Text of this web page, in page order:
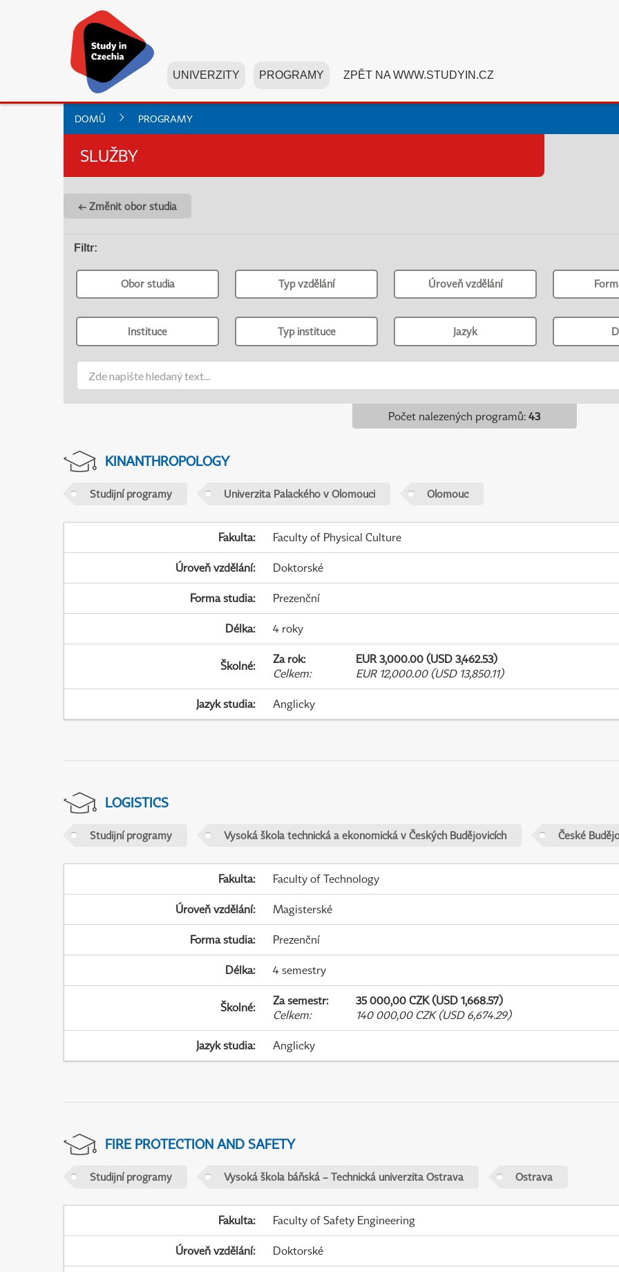
UNIVERZITY PROGRAMY ZPĚT NA WWW.STUDYIN.CZ
DOMŮ PROGRAMY
SLUŽBY
← Změnit obor studia
Filtr:
Obor studia Typ vzdělání Úroveň vzdělání
Instituce Typ instituce Jazyk
Počet nalezených programů: 43
KINANTHROPOLOGY
Studijní programy Univerzita Palackého v Olomouci Olomouc
Fakulta: Faculty of Physical Culture
Úroveň vzdělání: Doktorské
Forma studia: Prezenční
Délka: 4 roky
Školné: Za rok:
EUR 3,000.00 (USD 3,462.53)
Celkem: EUR 12,000.00 (USD 13,850.11)
Jazyk studia: Anglicky
LOGISTICS
Studijní programy Vysoká škola technická a ekonomická v Českých Budějovicích České
Fakulta: Faculty of Technology
Úroveň vzdělání: Magisterské
Forma studia: Prezenční
Délka: 4 semestry
Školné: Za semestr:
35 000,00 CZK (USD 1,668.57)
Celkem: 140 000,00 CZK (USD 6,674.29)
Jazyk studia: Anglicky
FIRE PROTECTION AND SAFETY
Studijní programy Vysoká škola báňská – Technická univerzita Ostrava Ostrava
Fakulta: Faculty of Safety Engineering
Úroveň vzdělání: Doktorské